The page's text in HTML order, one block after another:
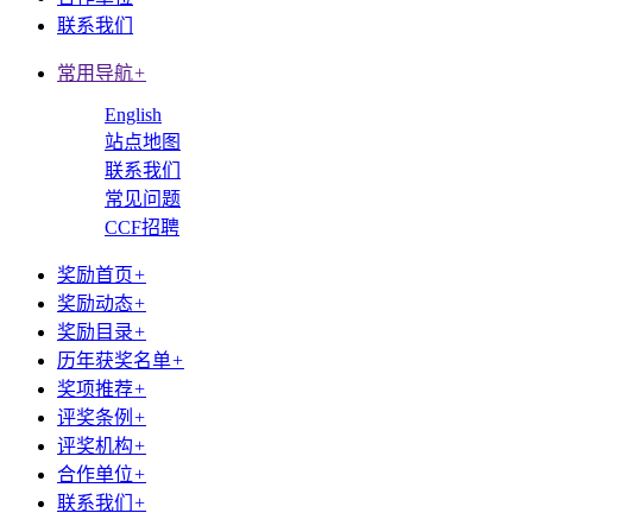
联系我们
常用导航+
English
站点地图
联系我们
常见问题
CCF招聘
奖励首页+
奖励动态+
奖励目录+
历年获奖名单+
奖项推荐+
评奖条例 +
评奖机构+
合作单位+
联系我们 +